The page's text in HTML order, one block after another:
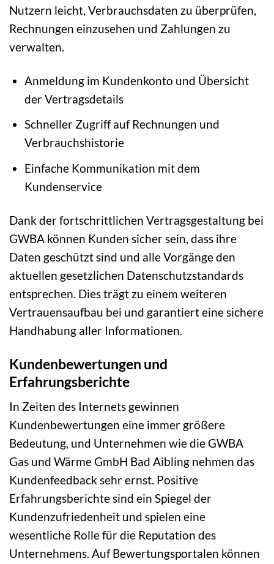
Nutzern leicht, Verbrauchsdaten zu überprüfen,
Rechnungen einzusehen und Zahlungen zu
verwalten.
Anmeldung im Kundenkonto und Übersicht
der Vertragsdetails
Schneller Zugriff auf Rechnungen und
Verbrauchshistorie
Einfache Kommunikation mit dem
Kundenservice
Dank der fortschrittlichen Vertragsgestaltung bei
GWBA können Kunden sicher sein, dass ihre
Daten geschützt sind und alle Vorgänge den
aktuellen gesetzlichen Datenschutzstandards
entsprechen. Dies trägt zu einem weiteren
Vertrauensaufbau bei und garantiert eine sichere
Handhabung aller Informationen.
Kundenbewertungen und
Erfahrungsberichte
In Zeiten des Internets gewinnen
Kundenbewertungen eine immer größere
Bedeutung, und Unternehmen wie die GWBA
Gas und Wärme GmbH Bad Aibling nehmen das
Kundenfeedback sehr ernst. Positive
Erfahrungsberichte sind ein Spiegel der
Kundenzufriedenheit und spielen eine
wesentliche Rolle für die Reputation des
Unternehmens. Auf Bewertungsportalen können